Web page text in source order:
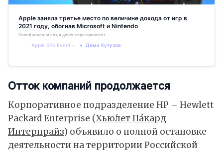
Apple заняла третье место по величине дохода от игр в
2021 году, обогнав Microsoft и Nintendo
Своей консоли нет, а денег игры приносят
Apple SPb Event Дима Кутузов
Отток компаний продолжается
Корпоративное подразделение HP – Hewlett
Packard Enterprise (Хью́лет Пáкард
Интерпрайз) объявило о полной остановке
деятельности на территории Российской